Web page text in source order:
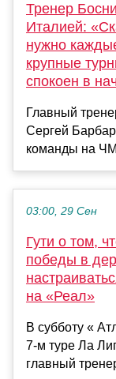
Тренер
Италией:
нужно
крупные
спокоен в
Главный
Сергей
команды на
03:00, 29 Сен
Гути о том,
победы в
на «Реал»
В субботу «
7-м туре Ла
главный